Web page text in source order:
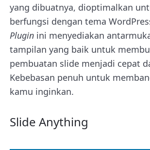
yang dibuatnya, dioptimalkan
berfungsi dengan tema
Plugin ini menyediakan
tampilan yang baik untuk
pembuatan slide menjadi cepat
Kebebasan penuh untuk
kamu inginkan.
Slide Anything